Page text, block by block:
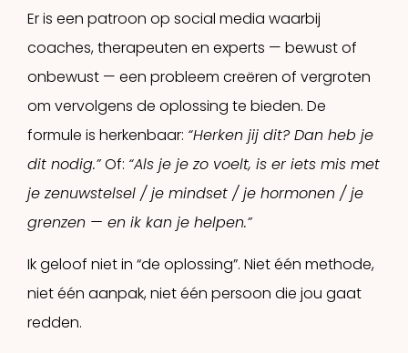
Er is een patroon op social media waarbij
coaches, therapeuten en experts — bewust of
onbewust — een probleem creëren of vergroten
om vervolgens de oplossing te bieden. De
formule is herkenbaar: “Herken jij dit? Dan heb je
dit nodig.”Of: “Als je je zo voelt, is er iets mis met
je zenuwstelsel / je mindset / je hormonen / je
grenzen — en ik kan je helpen.”
Ik geloof niet in “de oplossing”. Niet één methode,
niet één aanpak, niet één persoon die jou gaat
redden.